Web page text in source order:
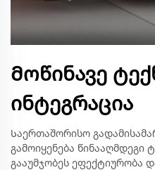
Მოწინავე
ინტეგრაცია
Საერთაშორისო
გამოიყენება წინააღმდეგი
გააუმჯობეს ეფექტიურობა